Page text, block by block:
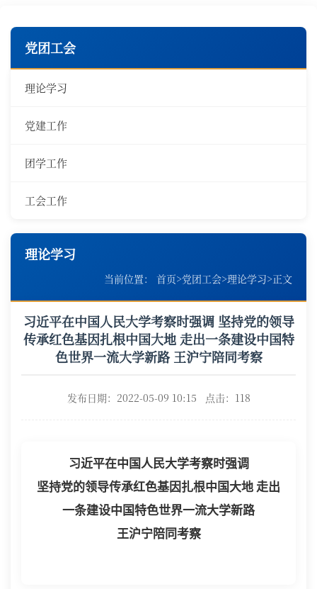
党团工会
理论学习
党建工作
团学工作
工会工作
理论学习
当前位置： 首页>党团工会>理论学习>正文
习近平在中国人民大学考察时强调 坚持党的领导
传承红色基因扎根中国大地 走出一条建设中国特
色世界一流大学新路 王沪宁陪同考察
发布日期：2022-05-09 10:15 点击： 118
习近平在中国人民大学考察时强调
坚持党的领导传承红色基因扎根中国大地 走出
一条建设中国特色世界一流大学新路
王沪宁陪同考察